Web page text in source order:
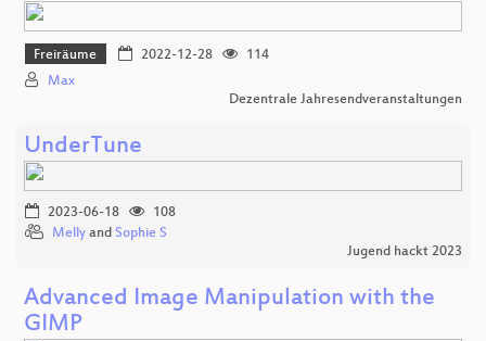
Freiräume 2022-12-28
114
Max
Dezentrale Jahresendveranstaltungen
UnderTune
2023-06-18
108
Melly and Sophie S
Jugend hackt 2023
Advanced Image Manipulation with the
GIMP